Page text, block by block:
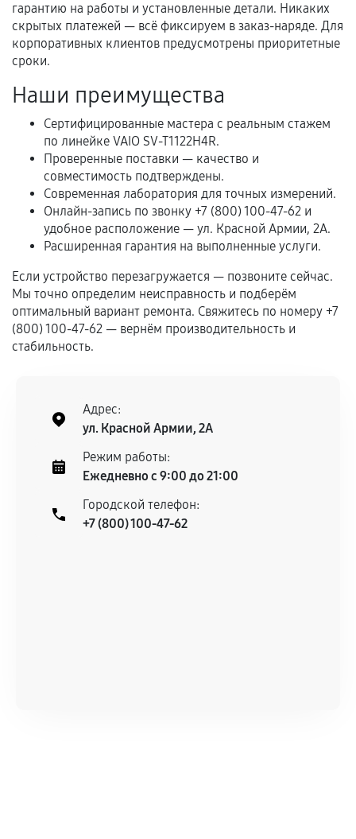
механические повреждения, попадание влаги,
перегрев, коррозия.
Естественный износ деталей, если иное не
предусмотрено отдельно.
Обращение после окончания гарантийного
срока.
Программные сбои, если это не указано в
отдельных условиях.
Если комплектующие куплены
самостоятельно
Гарантия на выполненные работы может
Предоставленные детали подходят по
техническим параметрам и не имеют внешних
дефектов.
Установка была выполнена нашим сервисным
центром.
При этом гарантия на сами комплектующие
остается на стороне производителя или
гарантию на работы и установленные детали. Никаких
скрытых платежей — всё фиксируем в заказ-наряде. Для
корпоративных клиентов предусмотрены приоритетные
сроки.
Наши преимущества
Сертифицированные мастера с реальным стажем
по линейке VAIO SV-T1122H4R.
Проверенные поставки — качество и
совместимость подтверждены.
Современная лаборатория для точных измерений.
Онлайн-запись по звонку +7 (800) 100-47-62 и
удобное расположение — ул. Красной Армии, 2А.
Расширенная гарантия на выполненные услуги.
Если устройство перезагружается — позвоните сейчас.
Мы точно определим неисправность и подберём
оптимальный вариант ремонта. Свяжитесь по номеру +7
(800) 100-47-62 — вернём производительность и
стабильность.
Адрес:
ул. Красной Армии, 2А
Режим работы:
Ежедневно с 9:00 до 21:00
Городской телефон:
+7 (800) 100-47-62